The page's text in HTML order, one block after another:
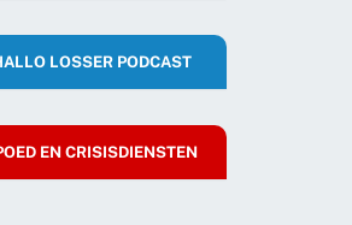
LOSSER PODCAST
EN CRISISDIENSTEN